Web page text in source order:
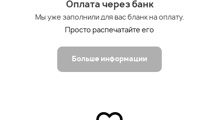
Оплата через банк
Мы уже заполнили для вас бланк на оплату.
Просто распечатайте его
Больше информации